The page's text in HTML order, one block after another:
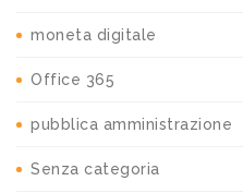
moneta digitale
Office 365
pubblica amministrazione
Senza categoria